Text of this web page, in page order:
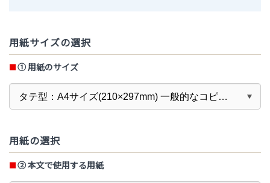
用紙サイズの選択
① 用紙のサイズ
用紙の選択
② 本文で使用する用紙